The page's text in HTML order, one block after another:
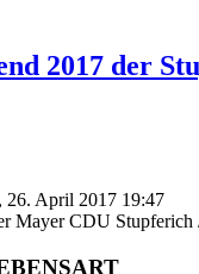
2017 der
26. April 2017 19:47
Mayer CDU Stupferich